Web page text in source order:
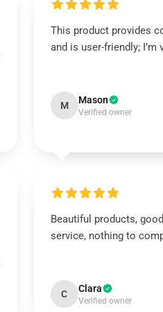
This product provides
and is user-friendly; I’m
M Mason
Verified owner
Beautiful products,
service, nothing to
C Clara
Verified owner